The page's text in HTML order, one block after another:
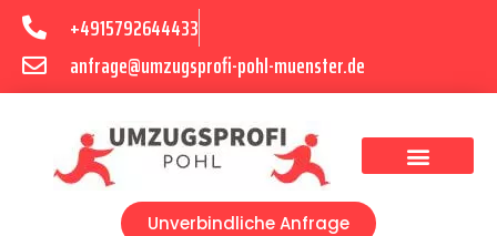
+4915792644433
anfrage@umzugsprofi-pohl-muenster.de
Unverbindliche Anfrage